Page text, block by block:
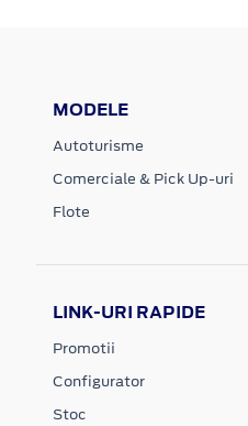
MODELE
Autoturisme
Comerciale & Pick Up-uri
Flote
LINK-URI RAPIDE
Promotii
Configurator
Stoc